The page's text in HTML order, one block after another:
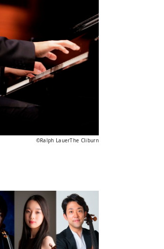
©Ralph LauerThe Cliburn